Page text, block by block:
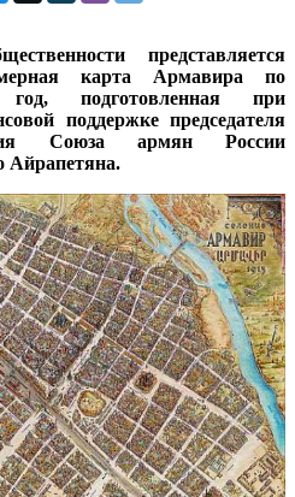
представляется
карта Армавира по
подготовленная при
поддержке председателя
Союза армян России
Айрапетяна.